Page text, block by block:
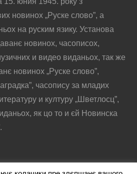
новинох „Руске слово”, а
на руским язику. Установа
новинох, часописох,
и видео виданьох, так же
новинох „Руске слово”,
часопису за младих
и културу „Шветлосц”,
як цо то и єй Новинска